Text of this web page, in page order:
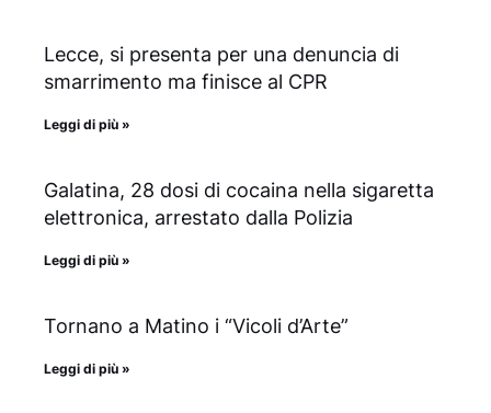
Lecce, si presenta per una denuncia di
smarrimento ma finisce al CPR
Leggi di più »
Galatina, 28 dosi di cocaina nella sigaretta
elettronica, arrestato dalla Polizia
Leggi di più »
Tornano a Matino i “Vicoli d’Arte”
Leggi di più »